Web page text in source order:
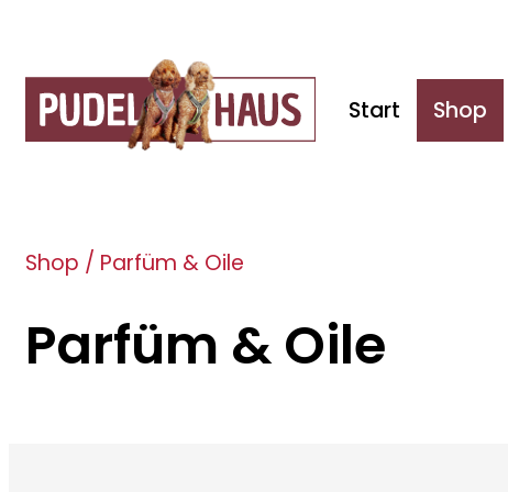
Start Shop
Shop / Parfüm & Oile
Parfüm & Oile